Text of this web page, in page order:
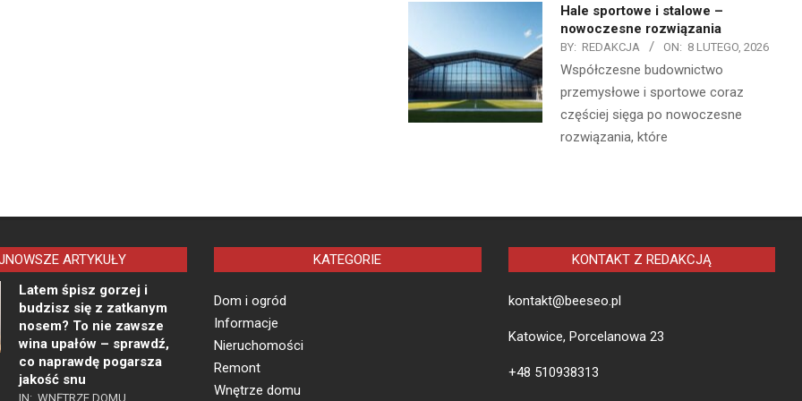
Hale sportowe i stalowe –
nowoczesne rozwiązania
BY: REDAKCJA ON: 8 LUTEGO, 2026
Współczesne budownictwo
przemysłowe i sportowe coraz
częściej sięga po nowoczesne
rozwiązania, które
ARTYKUŁY
Latem śpisz gorzej i
budzisz się z zatkanym
nosem? To nie zawsze
wina upałów – sprawdź,
co naprawdę pogarsza
jakość snu
IN: WNĘTRZE DOMU
KATEGORIE
Dom i ogród
Informacje
Nieruchomości
Remont
Wnętrze domu
KONTAKT Z REDAKCJĄ
kontakt@beeseo.pl
Katowice, Porcelanowa 23
+48 510938313